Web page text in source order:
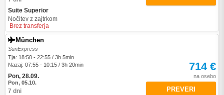
Suite Superior
Nočitev z zajtrkom
Brez transferja
München
SunExpress
Tja: 18:50 - 22:55 / 3h 5min
Nazaj: 07:55 - 10:15 / 3h 20min
Pon, 28.09.
Pon, 05.10.
7 dni
714 €
na osebo
PREVERI